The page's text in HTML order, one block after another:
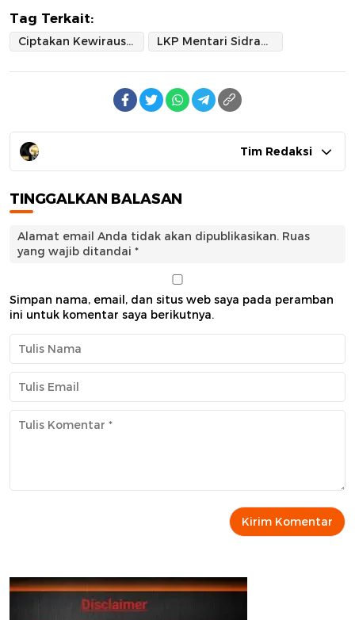
Tag Terkait:
Ciptakan Kewirausahaan Unggul LKP Mentari Sidrap Adakan Pelatihan Menjahit
Tim Redaksi
TINGGALKAN BALASAN
Alamat email Anda tidak akan dipublikasikan. Ruas
yang wajib ditandai *
Simpan nama, email, dan situs web saya pada peramban
ini untuk komentar saya berikutnya.